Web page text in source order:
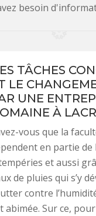
besoin
TÂCHES
LE
UNE
À
vous que la
en partie
et aussi
de pluies qui s’y
contre
abimée. Sur ce,